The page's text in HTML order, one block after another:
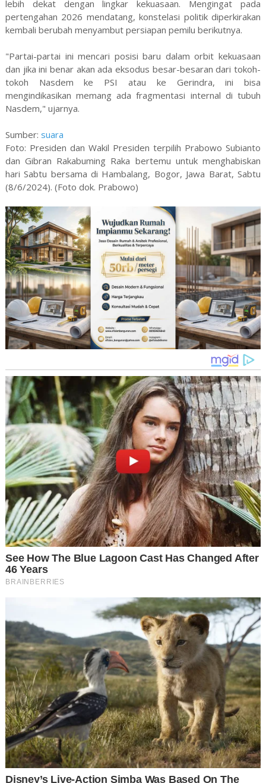
lebih dekat dengan lingkar kekuasaan. Mengingat pada
pertengahan 2026 mendatang, konstelasi politik diperkirakan
kembali berubah menyambut persiapan pemilu berikutnya.
"Partai-partai ini mencari posisi baru dalam orbit kekuasaan
dan jika ini benar akan ada eksodus besar-besaran dari tokoh-
tokoh Nasdem ke PSI atau ke Gerindra, ini bisa
mengindikasikan memang ada fragmentasi internal di tubuh
Nasdem," ujarnya.
Sumber: suara
Foto: Presiden dan Wakil Presiden terpilih Prabowo Subianto
dan Gibran Rakabuming Raka bertemu untuk menghabiskan
hari Sabtu bersama di Hambalang, Bogor, Jawa Barat, Sabtu
(8/6/2024). (Foto dok. Prabowo)